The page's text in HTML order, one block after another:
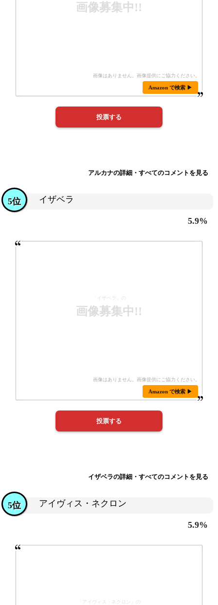
画像募集中!!
Amazon で検索 ▶
アルカナの詳細・すべてのコメントを見る
イザベラ
5位
5.9%
「イザベラ」の
画像募集中!!
Amazon で検索 ▶
イザベラの詳細・すべてのコメントを見る
アイヴィス・ネクロン
5位
5.9%
「アイヴィス・ネクロン」の